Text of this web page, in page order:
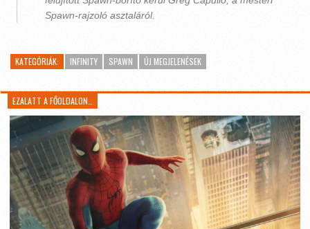
Spawn-rajzoló asztaláról.
KATEGÓRIÁK: INFINITY SPAWN ÚJ MEGJELENÉSEK
EZALATT A FŐOLDALON…